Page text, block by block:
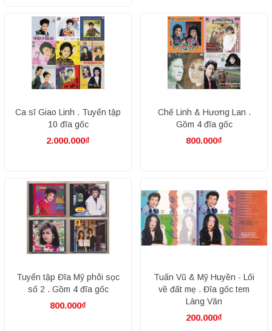
Ca sĩ Giao Linh . Tuyển tập
10 đĩa gốc
2.000.000₫
Chế Linh & Hương Lan .
Gồm 4 đĩa gốc
800.000₫
Tuyển tập Đĩa Mỹ phôi sọc
số 2 . Gồm 4 đĩa gốc
800.000₫
Tuấn Vũ & Mỹ Huyền - Lối
về đất mẹ . Đĩa gốc tem
Làng Văn
200.000₫